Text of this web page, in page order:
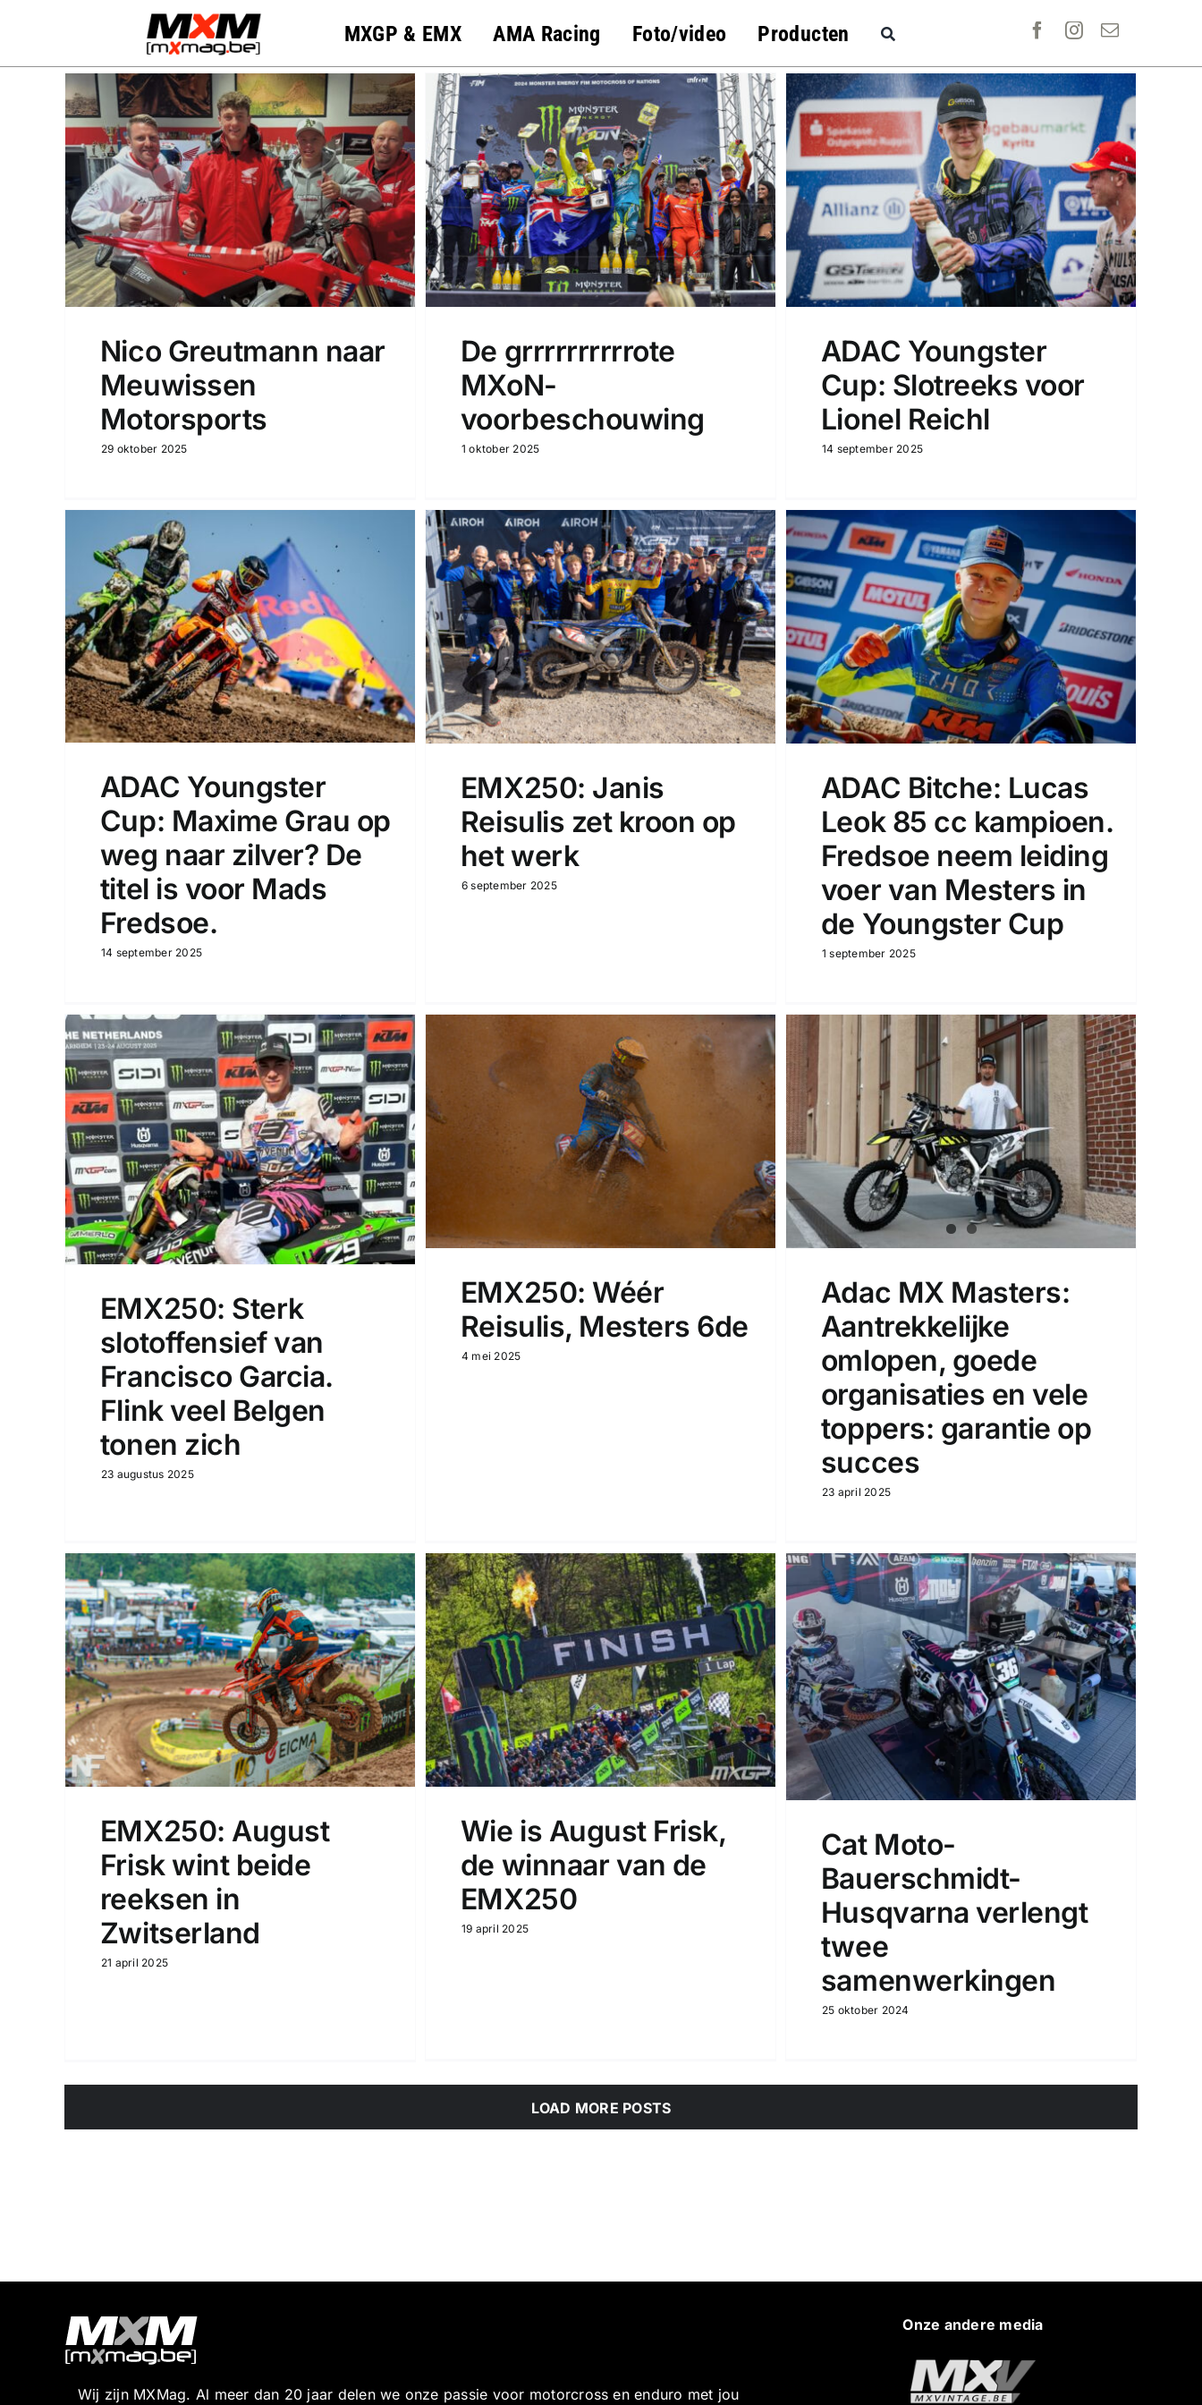
MXGP & EMX AMA Racing Foto/video Producten
Nico Greutmann naar
Meuwissen
Motorsports
29 oktober 2025
De grrrrrrrrrrote
MXoN-
voorbeschouwing
1 oktober 2025
ADAC Youngster
Cup: Slotreeks voor
Lionel Reichl
14 september 2025
ADAC Youngster
Cup: Maxime Grau op
weg naar zilver? De
titel is voor Mads
Fredsoe.
14 september 2025
EMX250: Janis
Reisulis zet kroon op
het werk
6 september 2025
ADAC Bitche: Lucas
Leok 85 cc kampioen.
Fredsoe neem leiding
voer van Mesters in
de Youngster Cup
1 september 2025
EMX250: Sterk
slotoffensief van
Francisco Garcia.
Flink veel Belgen
tonen zich
23 augustus 2025
EMX250: Wéér
Reisulis, Mesters 6de
4 mei 2025
Adac MX Masters:
Aantrekkelijke
omlopen, goede
organisaties en vele
toppers: garantie op
succes
23 april 2025
EMX250: August
Frisk wint beide
reeksen in
Zwitserland
21 april 2025
Wie is August Frisk,
de winnaar van de
EMX250
19 april 2025
Cat Moto-
Bauerschmidt-
Husqvarna verlengt
twee
samenwerkingen
25 oktober 2024
LOAD MORE POSTS
Wij zijn MXMag. Al meer dan 20 jaar delen we onze passie voor motorcross en enduro met jou
Onze andere media